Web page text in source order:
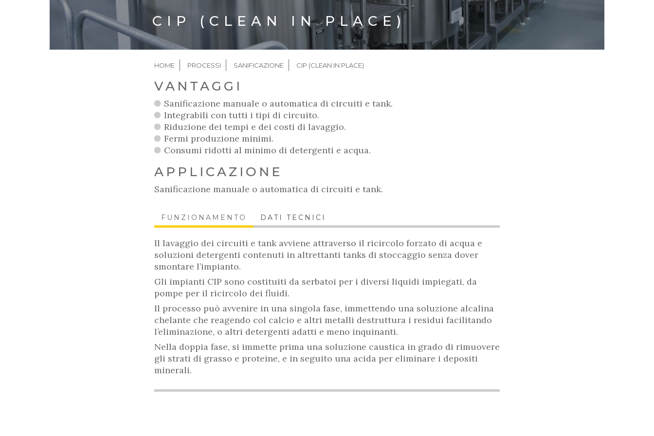
CIP (CLEAN IN PLACE)
BRICIOLE
DI
PANE
HOME PROCESSI SANIFICAZIONE CIP (CLEAN IN PLACE)
VANTAGGI
Sanificazione manuale o automatica di circuiti e tank.
Integrabili con tutti i tipi di circuito.
Riduzione dei tempi e dei costi di lavaggio.
Fermi produzione minimi.
Consumi ridotti al minimo di detergenti e acqua.
APPLICAZIONE
Sanificazione manuale o automatica di circuiti e tank.
FUNZIONAMENTO DATI TECNICI
Il lavaggio dei circuiti e tank avviene attraverso il ricircolo forzato di acqua e
soluzioni detergenti contenuti in altrettanti tanks di stoccaggio senza dover
smontare l’impianto.
Gli impianti CIP sono costituiti da serbatoi per i diversi liquidi impiegati, da
pompe per il ricircolo dei fluidi.
Il processo può avvenire in una singola fase, immettendo una soluzione alcalina
chelante che reagendo col calcio e altri metalli destruttura i residui facilitando
l’eliminazione, o altri detergenti adatti e meno inquinanti.
Nella doppia fase, si immette prima una soluzione caustica in grado di rimuovere
gli strati di grasso e proteine, e in seguito una acida per eliminare i depositi
minerali.